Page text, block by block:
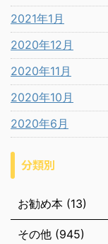
2021年1月
2020年12月
2020年11月
2020年10月
2020年6月
分類別
お勧め本 (13)
その他 (945)